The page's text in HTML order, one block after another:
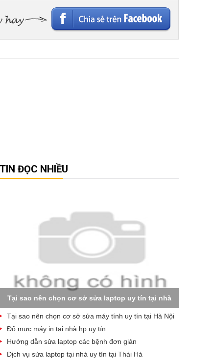
TIN ĐỌC NHIỀU
Tại sao nên chọn cơ sở sửa laptop uy tín tại nhà
Tại sao nên chọn cơ sở sửa máy tính uy tín tại Hà Nội
Đổ mực máy in tại nhà hp uy tín
Hướng dẫn sửa laptop các bệnh đơn giản
Dịch vụ sửa laptop tại nhà uy tín tại Thái Hà